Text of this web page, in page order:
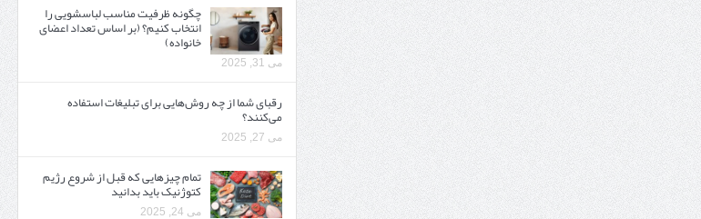
چگونه ظرفیت مناسب لباسشویی را
انتخاب کنیم؟ (بر اساس تعداد اعضای
خانواده)
می 31, 2025
رقبای شما از چه روش‌هایی برای تبلیغات استفاده
می‌کنند؟
می 27, 2025
تمام چیزهایی که قبل از شروع رژیم
کتوژنیک باید بدانید‎
می 24, 2025